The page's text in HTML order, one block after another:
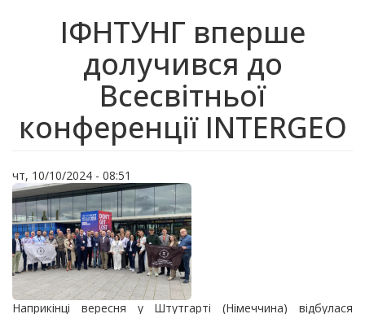
ІФНТУНГ вперше
долучився до
Всесвітньої
конференції INTERGEO
чт, 10/10/2024 - 08:51
Наприкінці вересня у Штутгарті (Німеччина) відбулася